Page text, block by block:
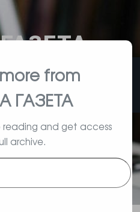
народ
Драйзера
ресторан
from
ГАЗЕТА
reading and get access
archive.